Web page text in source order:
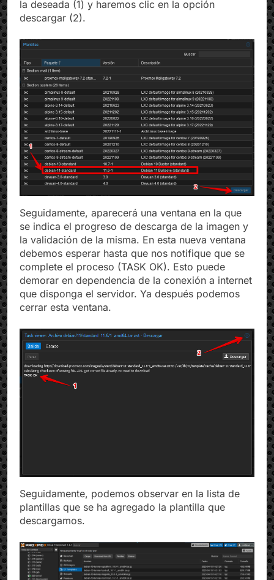
la deseada (1) y haremos clic en la opción
descargar (2).
Seguidamente, aparecerá una ventana en la que
se indica el progreso de descarga de la imagen y
la validación de la misma. En esta nueva ventana
debemos esperar hasta que nos notifique que se
complete el proceso (TASK OK). Esto puede
demorar en dependencia de la conexión a internet
que disponga el servidor. Ya después podemos
cerrar esta ventana.
Seguidamente, podemos observar en la lista de
plantillas que se ha agregado la plantilla que
descargamos.